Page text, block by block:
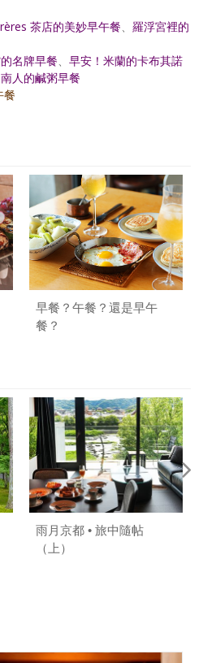
茶店的美妙早午餐、 羅浮宮裡的
名牌早餐、 早安！米蘭的卡布其諾
人的鹹粥早餐
餐
早餐？午餐？還是早午
餐？
雨月京都 • 旅中隨帖
（上）